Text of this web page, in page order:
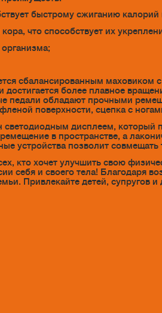
быстрому сжиганию
что способствует их
сбалансированным
более плавное
педали обладают прочными
поверхности, сцепка с
дисплеем, который
в пространстве, а
устройства позволит
кто хочет улучшить свою
себя и своего тела! Благодаря
Привлекайте детей, супругов